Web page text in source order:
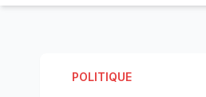
POLITIQUE